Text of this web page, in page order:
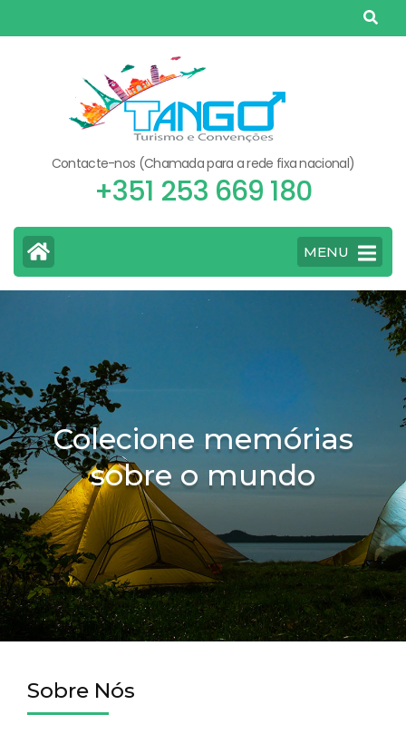
to
Contacte-nos (Chamada para a rede fixa nacional)
+351 253 669 180
MENU
Colecione memórias
sobre o mundo
Sobre Nós